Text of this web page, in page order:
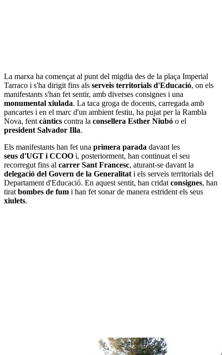
La marxa ha començat al punt del migdia des de la plaça Imperial
Tarraco i s'ha dirigit fins als serveis territorials d'Educació, on els
manifestants s'han fet sentir, amb diverses consignes i una
monumental xiulada. La taca groga de docents, carregada amb
pancartes i en el marc d'un ambient festiu, ha pujat per la Rambla
Nova, fent càntics contra la consellera Esther Niubó o el
president Salvador Illa.
Els manifestants han fet una primera parada davant les
seus d'UGT i CCOO i, posteriorment, han continuat el seu
recorregut fins al carrer Sant Francesc, aturant-se davant la
delegació del Govern de la Generalitat i els serveis territorials del
Departament d'Educació. En aquest sentit, han cridat consignes, han
tirat bombes de fum i han fet sonar de manera estrident els seus
xiulets.